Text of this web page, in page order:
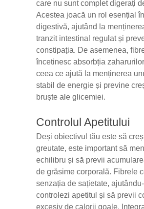
care nu sunt complet digerați
Acestea joacă un rol esențial
digestivă, ajutând la
tranzit intestinal regulat și
constipația. De asemenea,
încetinesc absorbția
ceea ce ajută la menținerea
stabil de energie și previne
bruște ale glicemiei.
Controlul Apetitului
Deși obiectivul tău este să
greutate, este important să
echilibru și să previi
de grăsime corporală. Fibrele
senzația de sațietate,
controlezi apetitul și să previi
excesiv de calorii goale.